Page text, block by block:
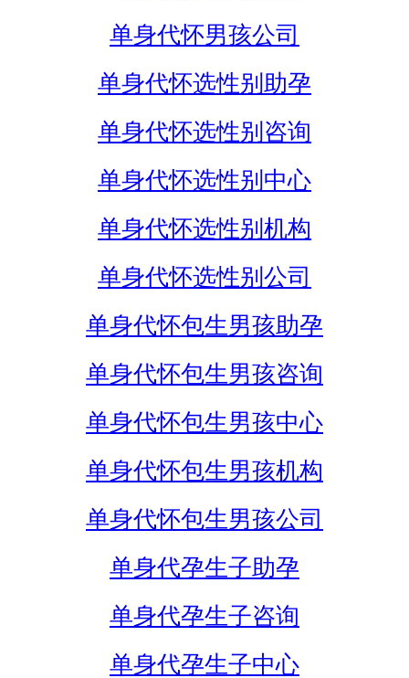
单身代怀男孩公司
单身代怀选性别助孕
单身代怀选性别咨询
单身代怀选性别中心
单身代怀选性别机构
单身代怀选性别公司
单身代怀包生男孩助孕
单身代怀包生男孩咨询
单身代怀包生男孩中心
单身代怀包生男孩机构
单身代怀包生男孩公司
单身代孕生子助孕
单身代孕生子咨询
单身代孕生子中心